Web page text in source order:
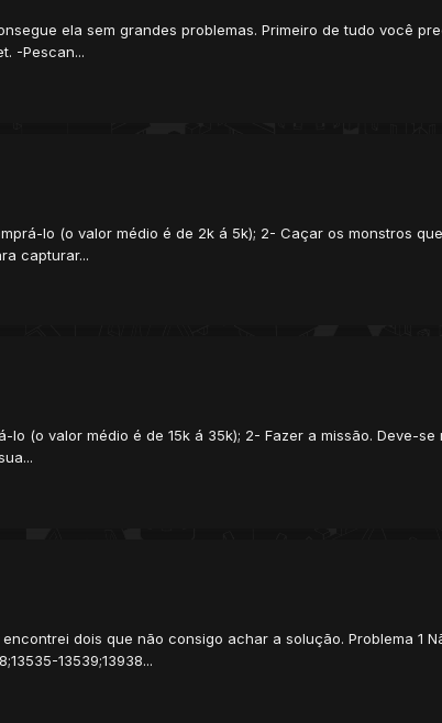
ela sem grandes problemas. Primeiro de tudo você
-Pescan...
lo (o valor médio é de 2k á 5k); 2- Caçar os monstros
capturar...
(o valor médio é de 15k á 35k); 2- Fazer a missão. Deve-
dois que não consigo achar a solução. Problema 1
13539;13938...